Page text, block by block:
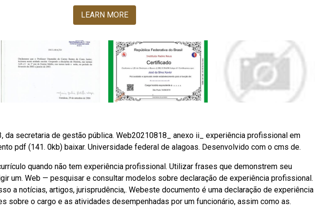
LEARN MORE
da secretaria de gestão pública. Web20210818_ anexo ii_ experiência profissional em
pdf (141. 0kb) baixar. Universidade federal de alagoas. Desenvolvido com o cms de.
quando não tem experiência profissional. Utilizar frases que demonstrem seu
um. Web — pesquisar e consultar modelos sobre declaração de experiência profissional.
a notícias, artigos, jurisprudência,. Webeste documento é uma declaração de experiência
sobre o cargo e as atividades desempenhadas por um funcionário, assim como as.